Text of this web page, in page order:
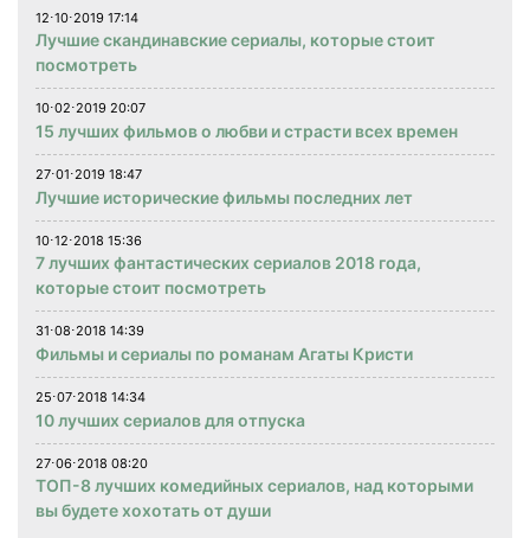
12⋅10⋅2019 17:14
Лучшие скандинавские сериалы, которые стоит
посмотреть
10⋅02⋅2019 20:07
15 лучших фильмов о любви и страсти всех времен
27⋅01⋅2019 18:47
Лучшие исторические фильмы последних лет
10⋅12⋅2018 15:36
7 лучших фантастических сериалов 2018 года,
которые стоит посмотреть
31⋅08⋅2018 14:39
Фильмы и сериалы по романам Агаты Кристи
25⋅07⋅2018 14:34
10 лучших сериалов для отпуска
27⋅06⋅2018 08:20
ТОП-8 лучших комедийных сериалов, над которыми
вы будете хохотать от души